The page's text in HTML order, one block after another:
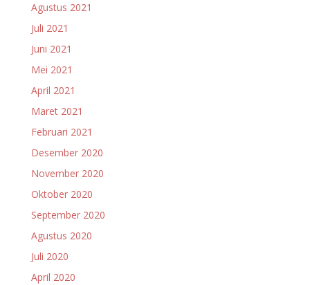
Agustus 2021
Juli 2021
Juni 2021
Mei 2021
April 2021
Maret 2021
Februari 2021
Desember 2020
November 2020
Oktober 2020
September 2020
Agustus 2020
Juli 2020
April 2020